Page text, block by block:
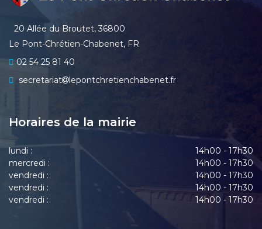
20 Allée du Broutet, 36800
Le Pont-Chrétien-Chabenet, FR
02 54 25 81 40
secretariat
lepontchretienchabenet.fr
Horaires de la mairie
lundi :
14h00 - 17h30
mercredi :
14h00 - 17h30
vendredi :
14h00 - 17h30
vendredi :
14h00 - 17h30
vendredi :
14h00 - 17h30